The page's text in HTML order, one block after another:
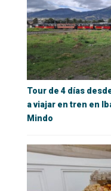
Tour de 4 días
a viajar en tren en
Mindo